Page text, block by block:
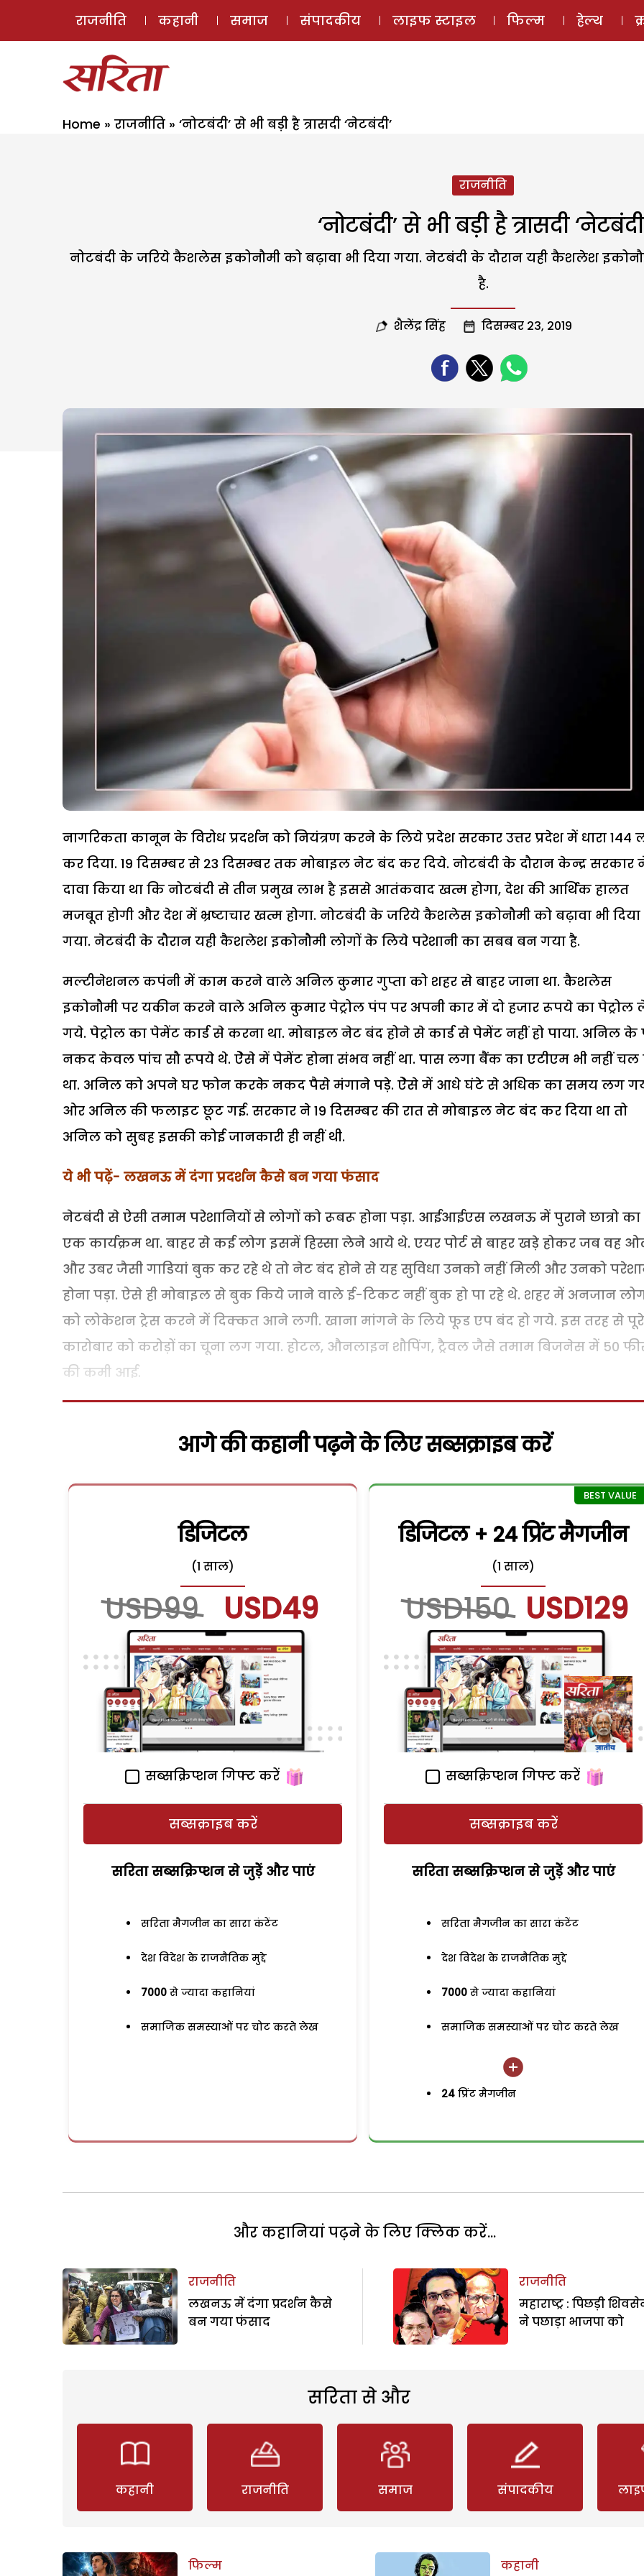
ई-मैगज़ीन
राजनीति कहानी समाज संपादकीय लाइफ स्टाइल फिल्म हेल्थ
Home » राजनीति » ‘नोटबंदी’ से भी बड़ी है त्रासदी ‘नेटबंदी’
राजनीति
‘नोटबंदी’ से भी बड़ी है त्रासदी
नोटबंदी के जरिये कैशलेस इकोनौमी को बढ़ावा भी दिया गया. नेटबंदी के दौरान यही कैशलेश
है.
शैलेंद्र सिंह दिसम्बर 23, 2019
नागरिकता कानून के विरोध प्रदर्शन को नियंत्रण करने के लिये प्रदेश सरकार उत्तर प्रदेश में धारा 144
कर दिया. 19 दिसम्बर से 23 दिसम्बर तक मोबाइल नेट बंद कर दिये. नोटबंदी के दौरान केन्द्र सरकार
दावा किया था कि नोटबंदी से तीन प्रमुख लाभ है इससे आतंकवाद खत्म होगा, देश की आर्थिक हालत
मजबूत होगी और देश में भ्रष्टाचार खत्म होगा. नोटबंदी के जरिये कैशलेस इकोनौमी को बढ़ावा भी दिया
गया. नेटबंदी के दौरान यही कैशलेश इकोनौमी लोगों के लिये परेशानी का सबब बन गया है.
मल्टीनेशनल कपंनी में काम करने वाले अनिल कुमार गुप्ता को शहर से बाहर जाना था. कैशलेस
इकोनौमी पर यकीन करने वाले अनिल कुमार पेट्रोल पंप पर अपनी कार में दो हजार रूपये का पेट्रोल
गये. पेट्रोल का पेमेंट कार्ड से करना था. मोबाइल नेट बंद होने से कार्ड से पेमेंट नहीं हो पाया. अनिल के
नकद केवल पांच सौ रूपये थे. ऐेसे में पेमेंट होना संभव नहीं था. पास लगा बैंक का एटीएम भी नहीं चल
था. अनिल को अपने घर फोन करके नकद पैसे मंगाने पड़े. ऐेसे में आधे घंटे से अधिक का समय लग
ओर अनिल की फलाइट छूट गई. सरकार ने 19 दिसम्बर की रात से मोबाइल नेट बंद कर दिया था तो
अनिल को सुबह इसकी कोई जानकारी ही नहीं थी.
ये भी पढ़ें- लखनऊ में दंगा प्रदर्शन कैसे बन गया फंसाद
नेटबंदी से ऐसी तमाम परेशानियों से लोगों को रूबरू होना पड़ा. आईआईएस लखनऊ में पुराने छात्रो का
एक कार्यक्रम था. बाहर से कई लोग इसमें हिस्सा लेने आये थे. एयर पोर्ट से बाहर खड़े होकर जब वह
और उबर जैसी गाडियां बुक कर रहे थे तो नेट बंद होने से यह सुविधा उनको नहीं मिली और उनको
होना पड़ा. ऐसे ही मोबाइल से बुक किये जाने वाले ई-टिकट नहीं बुक हो पा रहे थे. शहर में अनजान
को लोकेशन ट्रेस करने में दिक्कत आने लगी. खाना मांगने के लिये फूड एप बंद हो गये. इस तरह से पूरे
कारोबार को करोड़ों का चूना लग गया. होटल, औनलाइन शौपिंग, ट्रैवल जैसे तमाम बिजनेस में 50
की कमी आई.
आगे की कहानी पढ़ने के लिए सब्सक्राइब करें
डिजिटल
(1 साल)
USD99 USD49
सब्सक्रिप्शन गिफ्ट करें
सब्सक्राइब करें
सरिता सब्सक्रिप्शन से जुड़ेें और पाएं
सरिता मैगजीन का सारा कंटेंट
देश विदेश के राजनैतिक मुद्दे
7000 से ज्यादा कहानियां
समाजिक समस्याओं पर चोट करते लेख
डिजिटल + 24 प्रिंट मैगजीन
(1 साल)
USD150 USD129
सब्सक्रिप्शन गिफ्ट करें
सब्सक्राइब करें
सरिता सब्सक्रिप्शन से जुड़ेें और पाएं
सरिता मैगजीन का सारा कंटेंट
देश विदेश के राजनैतिक मुद्दे
7000 से ज्यादा कहानियां
समाजिक समस्याओं पर चोट करते लेख
24 प्रिंट मैगजीन
और कहानियां पढ़ने के लिए क्लिक करें...
राजनीति
लखनऊ में दंगा प्रदर्शन कैसे
बन गया फंसाद
राजनीति
महाराष्ट्र : पिछड़ी
ने पछाड़ा भाजपा को
सरिता से और
कहानी राजनीति समाज संपादकीय
फिल्म कहानी